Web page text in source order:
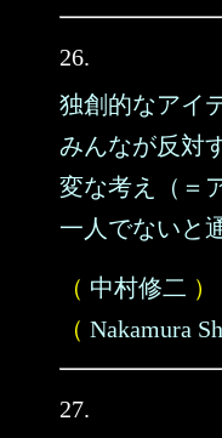
26.
独創的なアイ
みんなが反対
変な考え（＝
一人でないと
（ 中村修二 ）
（ Nakamura
27.